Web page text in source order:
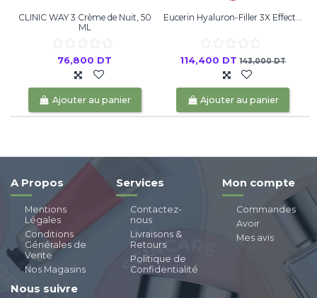
CLINIC WAY 3 Crème de Nuit, 50
ML
76,800 DT
Ajouter au panier
Eucerin Hyaluron-Filler 3X Effect...
114,400 DT143,000 DT
Ajouter au panier
A Propos
Mentions
Légales
Conditions
Générales de
Vente
Nos Magasins
Services
Contactez-
nous
Livraisons &
Retours
Politique de
Confidentialité
Mon compte
Commandes
Avoir
Mes avis
Nous suivre